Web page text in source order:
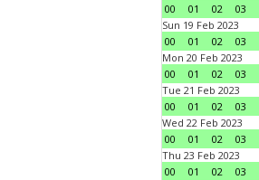
00
01 02
03
Sun 19 Feb 2023
00
01 02
03
Mon 20 Feb 2023
00
01 02
03
Tue 21 Feb 2023
00
01 02
03
Wed 22 Feb 2023
00
01 02
03
Thu 23 Feb 2023
00
01 02
03